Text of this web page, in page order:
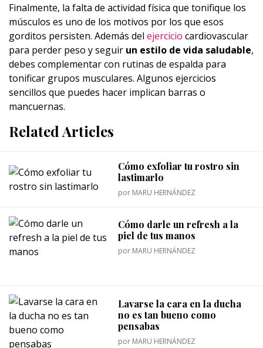
Finalmente, la falta de actividad física que tonifique los
músculos es uno de los motivos por los que esos
gorditos persisten. Además del ejercicio cardiovascular
para perder peso y seguir un estilo de vida saludable,
debes complementar con rutinas de espalda para
tonificar grupos musculares. Algunos ejercicios
sencillos que puedes hacer implican barras o
mancuernas.
Related Articles
Cómo exfoliar tu rostro sin
lastimarlo
por MARU HERNÁNDEZ
Cómo darle un refresh a la
piel de tus manos
por MARU HERNÁNDEZ
Lavarse la cara en la ducha
no es tan bueno como
pensabas
por MARU HERNÁNDEZ